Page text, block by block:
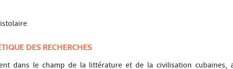
DES RECHERCHES
dans le champ de la littérature et de la civilisation cubaines,